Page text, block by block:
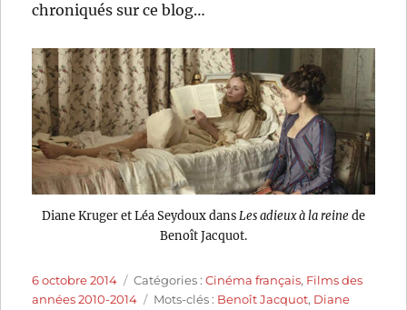
chroniqués sur ce blog…
Diane Kruger et Léa Seydoux dans Les adieux à la reinede
Benoît Jacquot.
Publié
le
6 octobre 2014 Catégories
Catégories :Cinéma français, Films des
années 2010-2014
Étiquettes
Mots-clés : Benoît Jacquot, Diane